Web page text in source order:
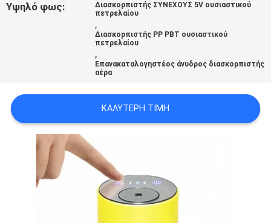
PRIVACY
POLICY
Υψηλό φως:
Διασκορπιστής ΣΥΝΕΧΟΥΣ 5V ουσιαστικού
πετρελαίου
,
Διασκορπιστής PP PBT ουσιαστικού
πετρελαίου
,
Επανακαταλογηστέος άνυδρος διασκορπιστής
αέρα
ΚΑΛΎΤΕΡΗ ΤΙΜΉ